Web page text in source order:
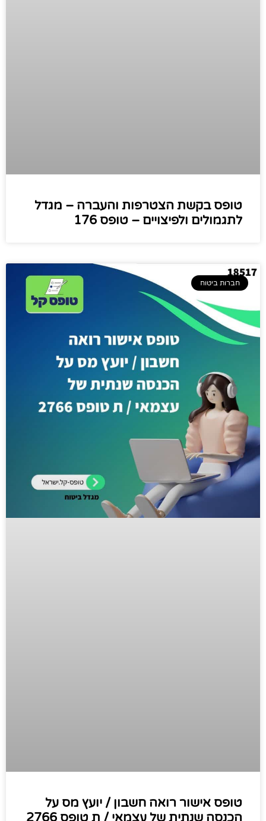
טופס בקשת הצטרפות והעברה – מגדל
לתגמולים ולפיצויים – טופס 176
חברות ביטוח
טופס אישור רואה חשבון / יועץ מס על
הכנסה שנתית של עצמאי / ת טופס 2766